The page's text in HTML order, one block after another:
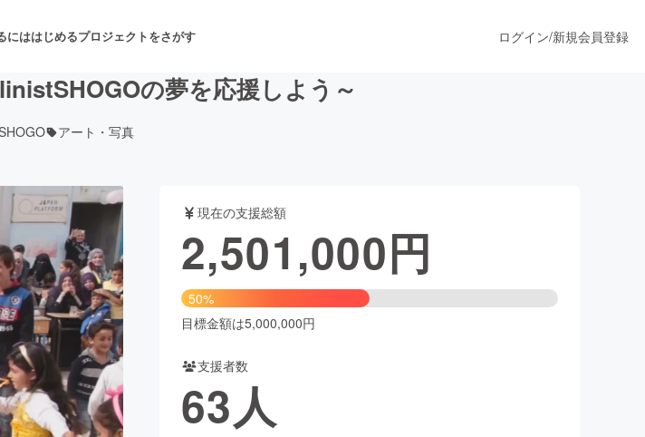
にははじめるプロジェクトをさがす
舞台・パフォーマンス
フード・飲食店 ファッション
アニメ・漫画
ビューティー・ヘルスケア
ログイン/新規会員登録
の夢を応援しよう～
アート・写真
現在の支援総額
2,501,000円
50%
目標金額は5,000,000円
支援者数
63人